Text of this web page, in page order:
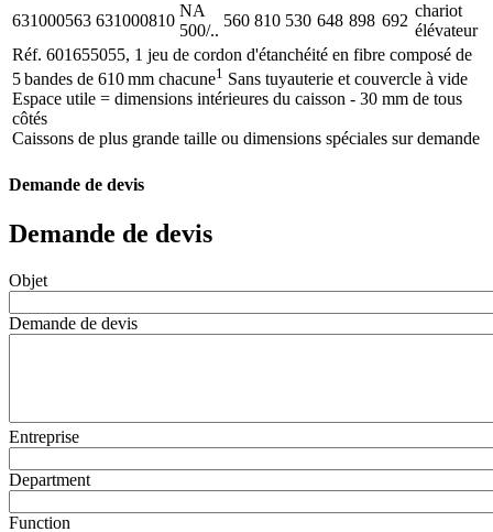
631000563 631000810
NA
500/..
560 810 530 648 898 692
chariot
élévateur
Réf. 601655055, 1 jeu de cordon d'étanchéité en fibre composé de
5 bandes de 610 mm chacune1 Sans tuyauterie et couvercle à vide
Espace utile = dimensions intérieures du caisson - 30 mm de tous
côtés
Caissons de plus grande taille ou dimensions spéciales sur demande
Demande de devis
Demande de devis
Objet
Demande de devis
Entreprise
Department
Function